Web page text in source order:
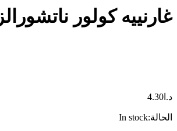
غارنييه كولور ناتشورالز 2.10 صبغة شعر، أزرق أسود، 112 جرام
د.ا 4.30
الحالة:In stock